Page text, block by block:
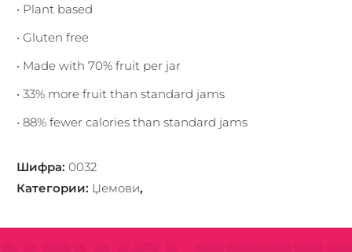
• Plant based
• Gluten free
• Made with 70% fruit per jar
• 33% more fruit than standard jams
• 88% fewer calories than standard jams
Шифра: 0032
Категории: Џемoви,